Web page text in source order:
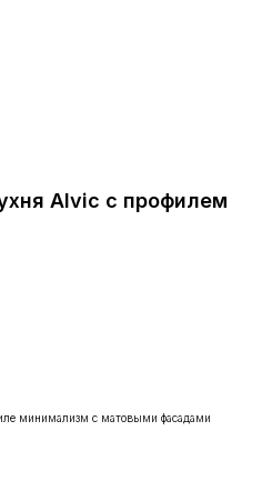
Alvic с профилем
минимализм с матовыми фасадами